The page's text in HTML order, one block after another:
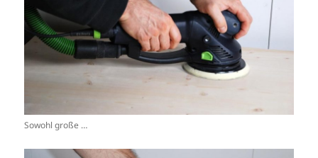
Sowohl große …